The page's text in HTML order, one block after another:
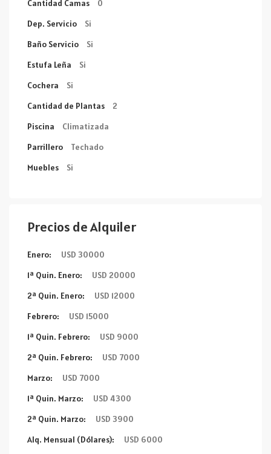
Cantidad Camas
0
Dep. Servicio
Si
Baño Servicio
Si
Estufa Leña
Si
Cochera
Si
Cantidad de Plantas
2
Piscina
Climatizada
Parrillero
Techado
Muebles
Si
Precios de Alquiler
Enero:
USD 30000
1ª Quin. Enero:
USD 20000
2ª Quin. Enero:
USD 12000
Febrero:
USD 15000
1ª Quin. Febrero:
USD 9000
2ª Quin. Febrero:
USD 7000
Marzo:
USD 7000
1ª Quin. Marzo:
USD 4300
2ª Quin. Marzo:
USD 3900
Alq. Mensual (Dólares):
USD 6000